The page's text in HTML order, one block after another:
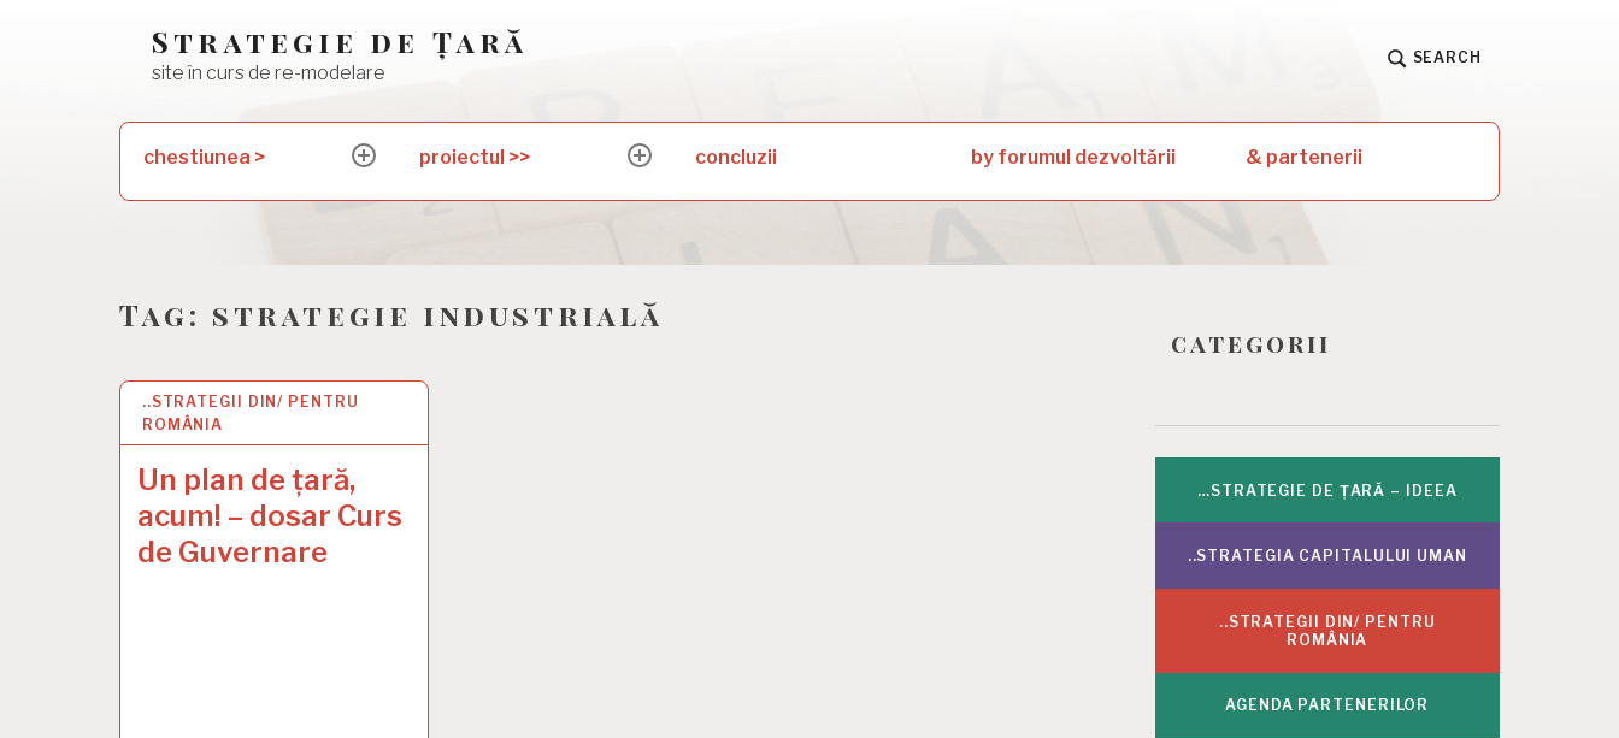
Strategie de Țară
site în curs de re-modelare
SEARCH
chestiunea >
expand
menu
proiectul >>
expand
menu
concluzii by forumul dezvoltării & partenerii
Tag: strategie industrială
..STRATEGII DIN/ PENTRU
ROMÂNIA
Un plan de țară,
acum! – dosar Curs
de Guvernare
28 FEB 2023
categorii
…STRATEGIE DE ȚARĂ – IDEEA
..STRATEGIA CAPITALULUI UMAN
..STRATEGII DIN/ PENTRU
ROMÂNIA
AGENDA PARTENERILOR